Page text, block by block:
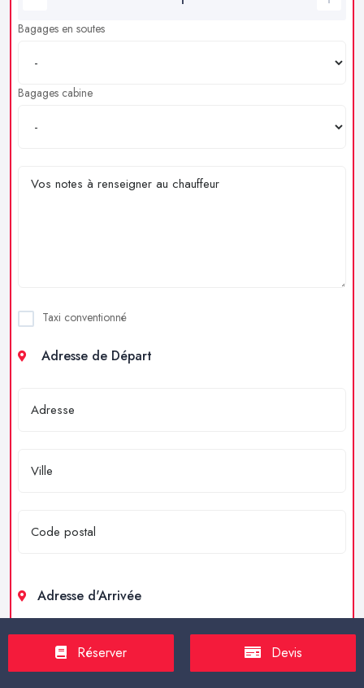
Bagages en soutes
Bagages cabine
Taxi conventionné
Adresse de Départ
Adresse d'Arrivée
Réserver Devis